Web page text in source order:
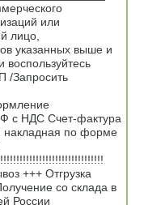
или
лицо,
указанных выше и
воспользуйтесь
/Запросить
с НДС Счет-фактура
накладная по форме
+++ Отгрузка
со склада в
России